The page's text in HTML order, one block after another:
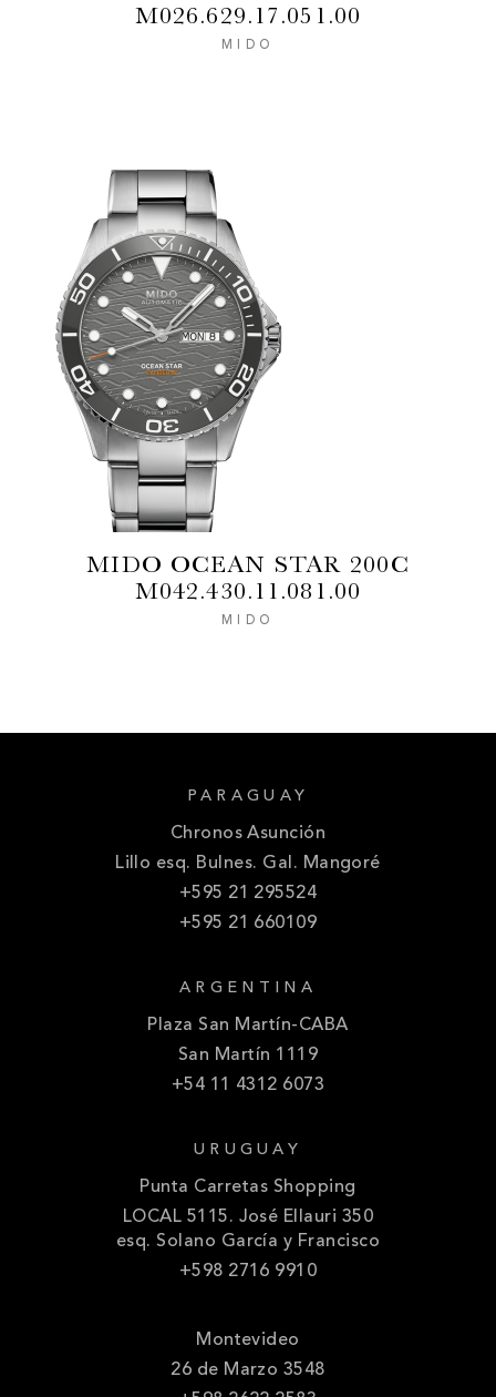
M026.629.17.051.00
MIDO
MIDO OCEAN STAR 200C
M042.430.11.081.00
MIDO
PARAGUAY
Chronos Asunción
Lillo esq. Bulnes. Gal. Mangoré
+595 21 295524
+595 21 660109
ARGENTINA
Plaza San Martín-CABA
San Martín 1119
+54 11 4312 6073
URUGUAY
Punta Carretas Shopping
LOCAL 5115. José Ellauri 350
esq. Solano García y Francisco
+598 2716 9910
Montevideo
26 de Marzo 3548